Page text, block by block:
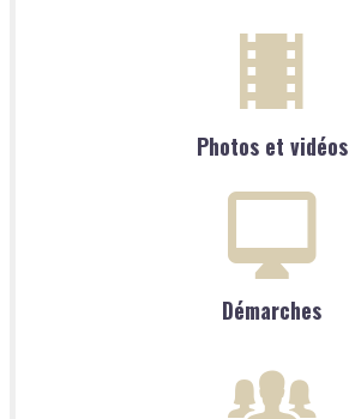
Photos et vidéos
Démarches